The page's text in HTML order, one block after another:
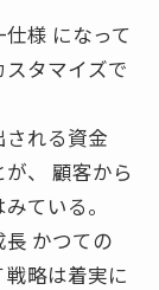
様 になって
タマイズで
される資金
、 顧客から
ている。
かつての
略は着実に